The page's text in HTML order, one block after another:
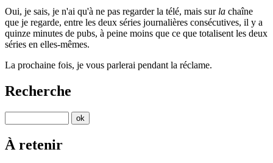
Oui, je sais, je n'ai qu'à ne pas regarder la télé, mais sur la chaîne
que je regarde, entre les deux séries journalières consécutives, il y a
quinze minutes de pubs, à peine moins que ce que totalisent les deux
séries en elles-mêmes.
La prochaine fois, je vous parlerai pendant la réclame.
Recherche
À retenir